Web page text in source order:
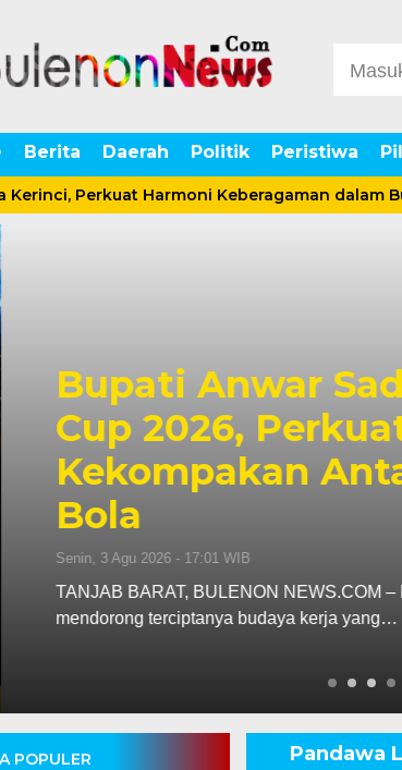
Berita Daerah Politik Peristiwa
Perkuat Harmoni Keberagaman dalam Bulan
Anwar Sadat
Cup 2026, Perkuat
Kekompakan Antar-
Bola
3 Agu 2026 - 17:01 WIB
TANJAB BARAT, BULENON NEWS.COM –
mendorong terciptanya budaya kerja yang…
POPULER Pandawa